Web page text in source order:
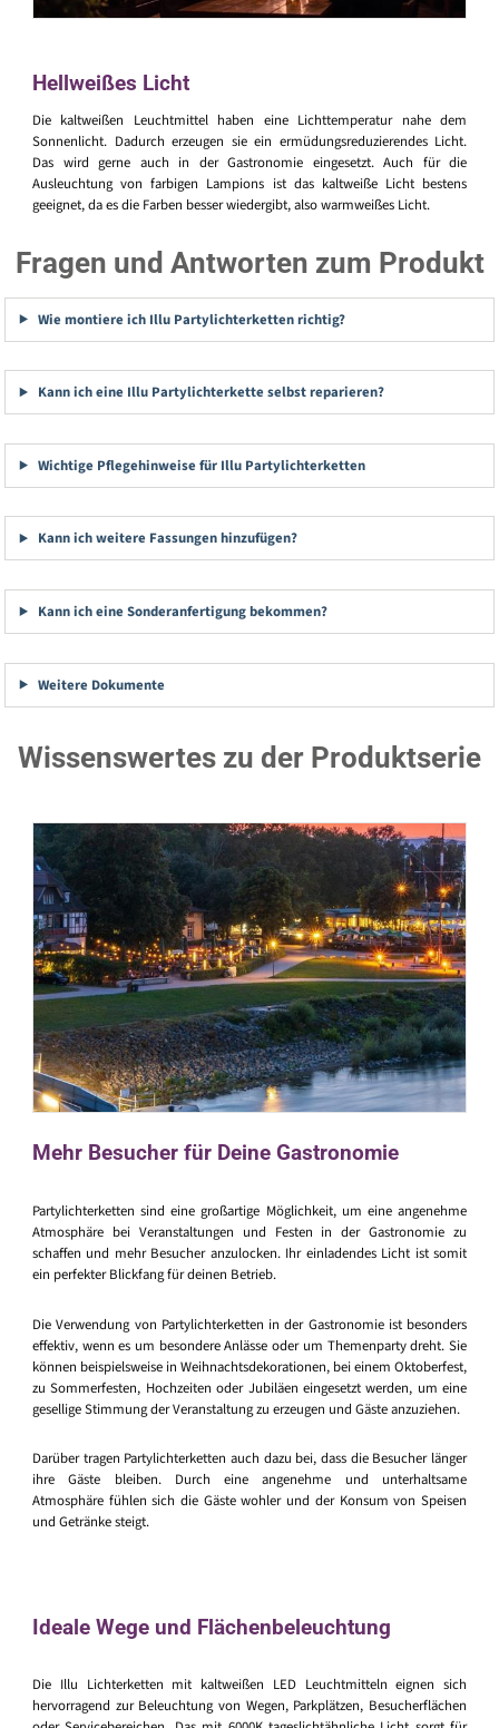
Hellweißes Licht
Die kaltweißen Leuchtmittel haben eine Lichttemperatur nahe dem
Sonnenlicht. Dadurch erzeugen sie ein ermüdungsreduzierendes Licht.
Das wird gerne auch in der Gastronomie eingesetzt. Auch für die
Ausleuchtung von farbigen Lampions ist das kaltweiße Licht bestens
geeignet, da es die Farben besser wiedergibt, also warmweißes Licht.
Fragen und Antworten zum Produkt
Wie montiere ich Illu Partylichterketten richtig?
Kann ich eine Illu Partylichterkette selbst reparieren?
Wichtige Pflegehinweise für Illu Partylichterketten
Kann ich weitere Fassungen hinzufügen?
Kann ich eine Sonderanfertigung bekommen?
Weitere Dokumente
Wissenswertes zu der Produktserie
Mehr Besucher für Deine Gastronomie
Partylichterketten sind eine großartige Möglichkeit, um eine angenehme
Atmosphäre bei Veranstaltungen und Festen in der Gastronomie zu
schaffen und mehr Besucher anzulocken. Ihr einladendes Licht ist somit
ein perfekter Blickfang für deinen Betrieb.
Die Verwendung von Partylichterketten in der Gastronomie ist besonders
effektiv, wenn es um besondere Anlässe oder um Themenparty dreht. Sie
können beispielsweise in Weihnachtsdekorationen, bei einem Oktoberfest,
zu Sommerfesten, Hochzeiten oder Jubiläen eingesetzt werden, um eine
gesellige Stimmung der Veranstaltung zu erzeugen und Gäste anzuziehen.
Darüber tragen Partylichterketten auch dazu bei, dass die Besucher länger
ihre Gäste bleiben. Durch eine angenehme und unterhaltsame
Atmosphäre fühlen sich die Gäste wohler und der Konsum von Speisen
und Getränke steigt.
Ideale Wege und Flächenbeleuchtung
Die Illu Lichterketten mit kaltweißen LED Leuchtmitteln eignen sich
hervorragend zur Beleuchtung von Wegen, Parkplätzen, Besucherflächen